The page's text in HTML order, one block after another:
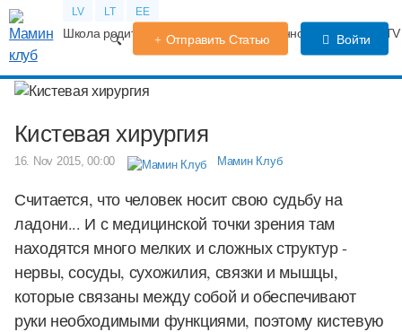
LV LT EE
Школа родителей Календарь беременности Форум
Отправить Статью Войти
Кистевая хирургия
16. Nov 2015, 00:00 Мамин Клуб
Считается, что человек носит свою судьбу на
ладони... И с медицинской точки зрения там
находятся много мелких и сложных структур -
нервы, сосуды, сухожилия, связки и мышцы,
которые связаны между собой и обеспечивают
руки необходимыми функциями, поэтому кистевую